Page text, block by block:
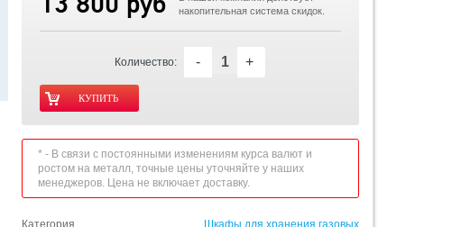
накопительная система скидок.
Количество: - +
* - В связи с постоянными изменениям курса валют и
ростом на металл, точные цены уточняйте у наших
менеджеров. Цена не включает доставку.
Категория
Шкафы для хранения газовых